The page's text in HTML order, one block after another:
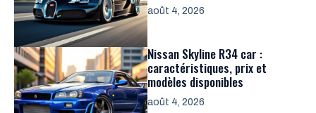
août 4, 2026
Nissan Skyline R34 car :
caractéristiques, prix et
modèles disponibles
août 4, 2026